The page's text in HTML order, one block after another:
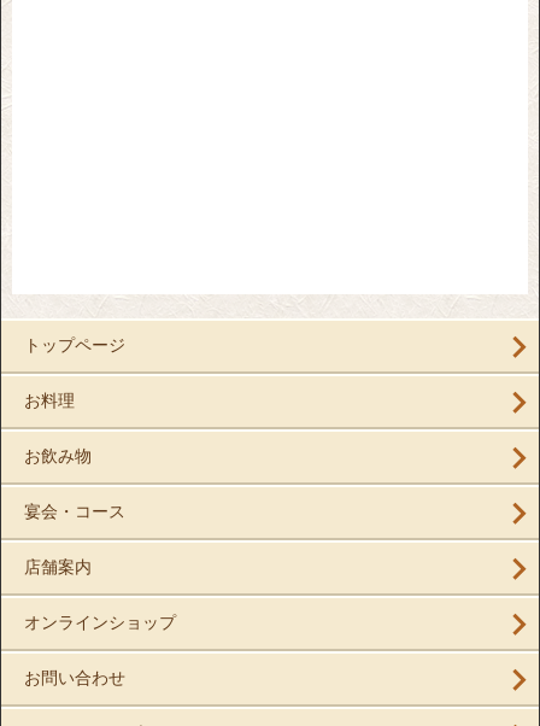
トップページ
お料理
お飲み物
宴会・コース
店舗案内
オンラインショップ
お問い合わせ